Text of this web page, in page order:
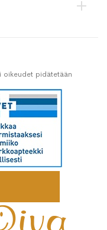
oikeudet pidätetään